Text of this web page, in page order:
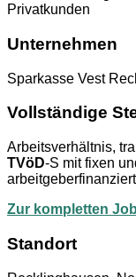
Privatkunden
Unternehmen
Sparkasse Vest
Vollständige
Arbeitsverhältnis,
TVöD-S mit fixen
Zur kompletten
Standort